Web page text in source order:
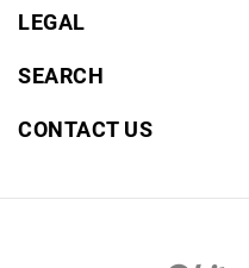
LEGAL
SEARCH
CONTACT US